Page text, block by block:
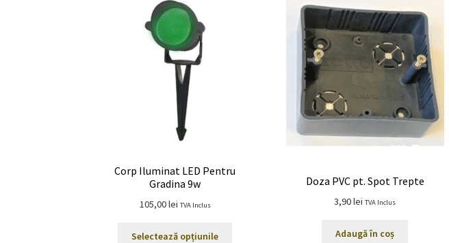
Corp Iluminat LED Pentru
Gradina 9w
105,00lei TVA Inclus
Selectează opțiunile
Doza PVC pt. Spot Trepte
3,90lei TVA Inclus
Adaugă în coș